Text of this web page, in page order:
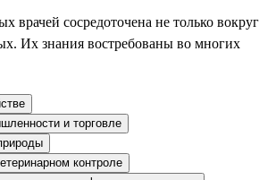
врачей сосредоточена не только вокруг
Их знания востребованы во многих
и торговле
контроле